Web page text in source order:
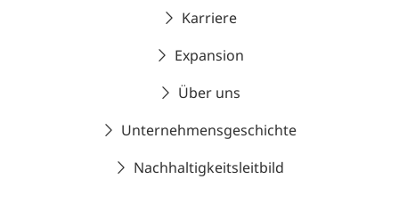
Karriere
Expansion
Über uns
Unternehmensgeschichte
Nachhaltigkeitsleitbild